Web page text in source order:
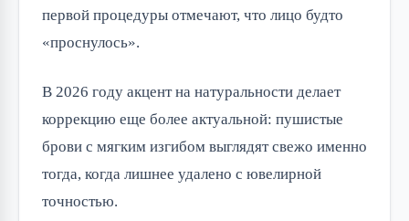
первой процедуры отмечают, что лицо будто
«проснулось».
В 2026 году акцент на натуральности делает
коррекцию еще более актуальной: пушистые
брови с мягким изгибом выглядят свежо именно
тогда, когда лишнее удалено с ювелирной
точностью.